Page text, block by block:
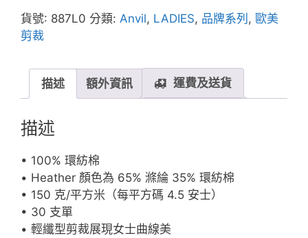
女
裝
身
帽
長
袖
貨號: 887L0 分類: Anvil, LADIES, 品牌系列 , 歐美
剪裁
描述 額外資訊 運費及送貨
描述
• 100% 環紡棉
• Heather 顏色為 65% 滌綸 35% 環紡棉
• 150 克/平方米（每平方碼 4.5 安士）
• 30 支單
• 輕纖型剪裁展現女士曲線美